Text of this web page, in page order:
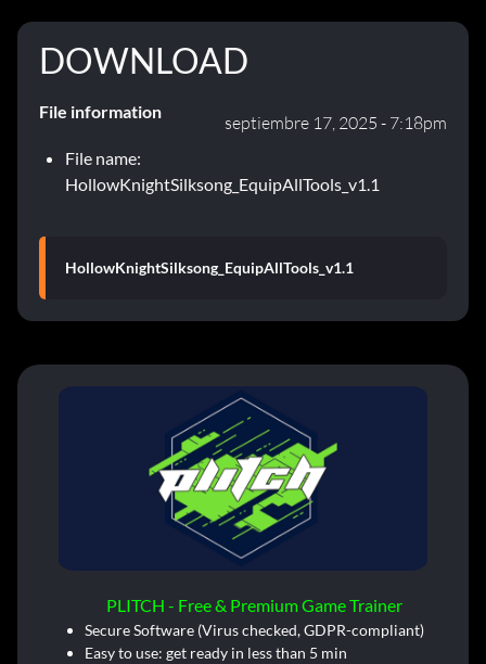
DOWNLOAD
File information
septiembre 17, 2025 - 7:18pm
File name:
HollowKnightSilksong_EquipAllTools_v1.1
HollowKnightSilksong_EquipAllTools_v1.1
PLITCH - Free & Premium Game Trainer
Secure Software (Virus checked, GDPR-compliant)
Easy to use: get ready in less than 5 min